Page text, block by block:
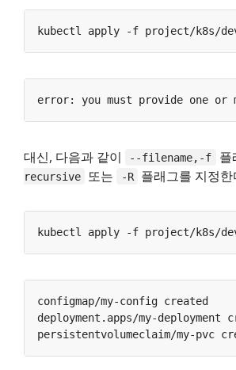
error: you must provide one or
대신, 다음과 같이 --filename,-f 플
recursive
또는 -R 플래그를 지정한